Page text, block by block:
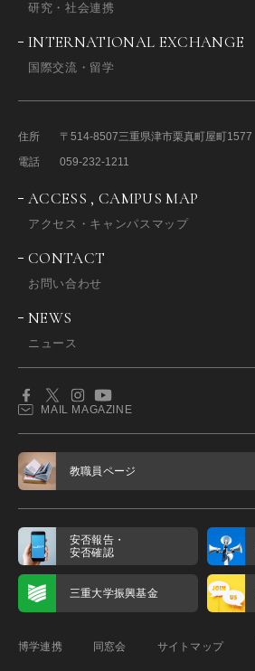
研究・社会連携
INTERNATIONAL EXCHANGE
国際交流・留学
住所 〒514-8507三重県津市栗真町屋町1577
電話
059-232-1211
ACCESS , CAMPUS MAP
アクセス・キャンパスマップ
CONTACT
お問い合わせ
NEWS
ニュース
MAIL MAGAZINE
教職員ページ
安否報告・
安否確認
三重大学振興基金
博学連携 同窓会 サイトマップ